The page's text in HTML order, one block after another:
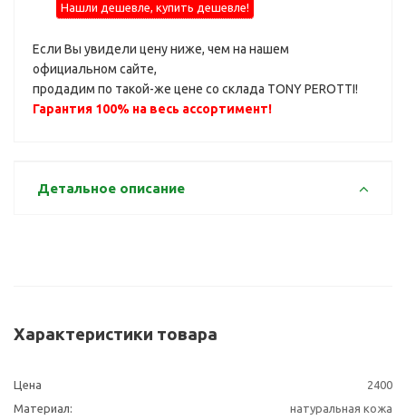
Нашли дешевле, купить дешевле!
Если Вы увидели цену ниже, чем на нашем
официальном сайте,
продадим по такой-же цене со склада TONY PEROTTI!
Гарантия 100% на весь ассортимент!
Детальное описание
Характеристики товара
Цена
2400
Материал:
натуральная кожа